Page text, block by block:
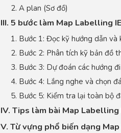
2. A plan (Sơ đồ)
III. 5 bước làm Map Labelling
1. Bước 1: Đọc kỹ hướng dẫn
2. Bước 2: Phân tích kỹ bản đồ
3. Bước 3: Dự đoán các hướng
4. Bước 4: Lắng nghe và chọn
5. Bước 5: Kiểm tra lại toàn bộ
IV. Tips làm bài Map Labelling
V. Từ vựng phổ biến dạng